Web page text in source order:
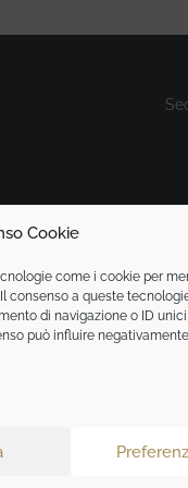
Cookie
come i cookie per
consenso a queste
di navigazione o ID
può influire